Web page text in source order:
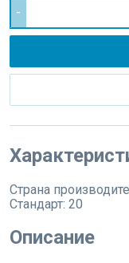
-
Страна
Стандарт: 20
Описание